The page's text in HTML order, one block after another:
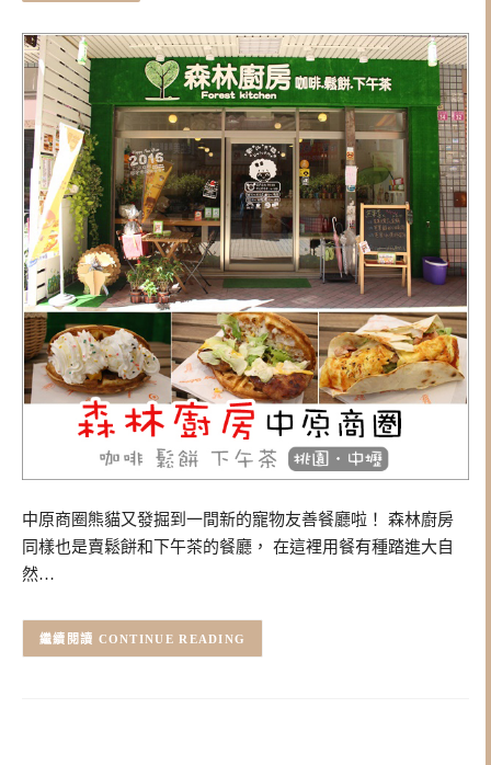
中原商圈熊貓又發掘到一間新的寵物友善餐廳啦！ 森林廚房
同樣也是賣鬆餅和下午茶的餐廳， 在這裡用餐有種踏進大自
然…
CONTINUE READING